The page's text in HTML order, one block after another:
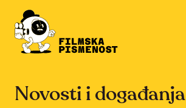
Novosti i događanja